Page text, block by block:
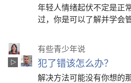
年轻人情绪起伏不定是正
过，你是可以了解并学会
有些青少年说
犯了错该怎么办？
解决方法可能没有你想的